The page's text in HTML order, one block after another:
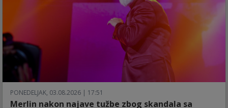
PONEDELJAK, 03.08.2026 | 17:51
Merlin nakon najave tužbe zbog skandala sa